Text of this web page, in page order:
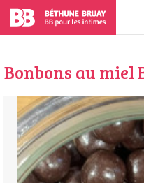
Bonbons au miel